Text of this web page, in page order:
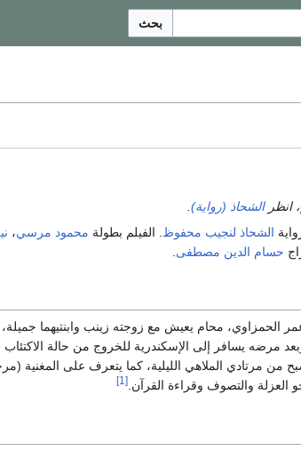
بحث
انظرالشحاذ (رواية)
الشحاذ لنجيب محفوظ . الفيلم بطولة محمود مرسي،
حسام الدين مصطفى
محام يعيش مع زوجته زينب وابنتيهما جميلة،
مرضه يسافر إلى الإسكندرية للخروج من حالة الاكتئاب
من مرتادي الملاهي الليلية، كما يتعرف على المغنية
العزلة والتصوف وقراءة القرآن.[1]